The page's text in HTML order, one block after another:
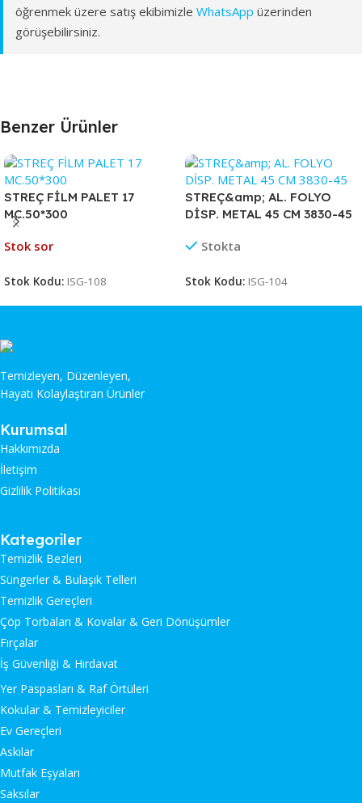
öğrenmek üzere satış ekibimizle WhatsApp üzerinden
görüşebilirsiniz.
Benzer Ürünler
STREÇ FİLM PALET 17
MC.50*300
Stok sor
Stok Kodu: ISG-108
STREÇ&amp; AL. FOLYO
DİSP. METAL 45 CM 3830-45
Stokta
Stok Kodu: ISG-104
Temizleyen, Düzenleyen,
Hayatı Kolaylaştıran Ürünler
Kurumsal
Hakkımızda
İletişim
Gizlilik Politikası
Kategoriler
Temizlik Bezleri
Süngerler & Bulaşık Telleri
Temizlik Gereçleri
Çöp Torbaları & Kovalar & Geri Dönüşümler
Fırçalar
İş Güvenliği & Hırdavat
Yer Paspasları & Raf Örtüleri
Kokular & Temizleyiciler
Ev Gereçleri
Askılar
Mutfak Eşyaları
Saksılar